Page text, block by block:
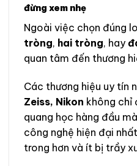
đừng xem nhẹ
Ngoài việc chọn đúng
tròng, hai tròng, hay
quan tâm đến thương
Các thương hiệu uy tín
Zeiss, Nikon không chỉ
quang học hàng đầu
công nghệ hiện đại
trong hơn và ít bị trầy